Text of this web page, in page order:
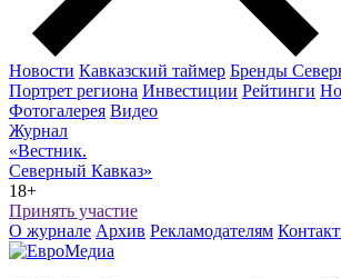
Новости Кавказский таймер Бренды
Портрет региона Инвестиции Рейтинги
Фотогалерея Видео
Журнал
«Вестник.
Северный Кавказ»
18+
Принять участие
О журнале Архив Рекламодателям